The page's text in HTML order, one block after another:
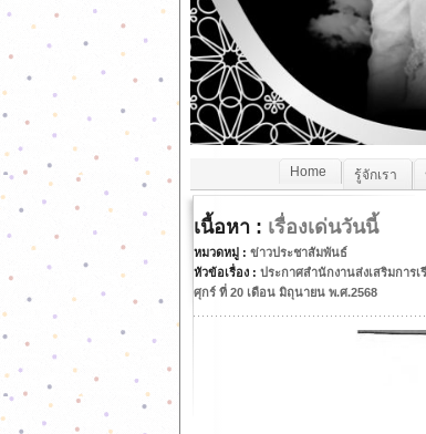
Home รู้จักเรา
เนื้อหา : เรื่องเด่นวันนี้
หมวดหมู่ : ข่าวประชาสัมพันธ์
หัวข้อเรื่อง : ประกาศสำนักงานส่งเสริมการเ
ศุกร์ ที่ 20 เดือน มิถุนายน พ.ศ.2568